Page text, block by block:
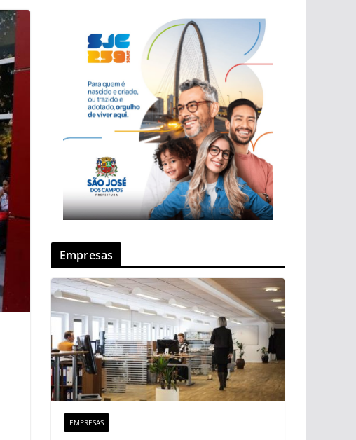
Empresas
EMPRESAS